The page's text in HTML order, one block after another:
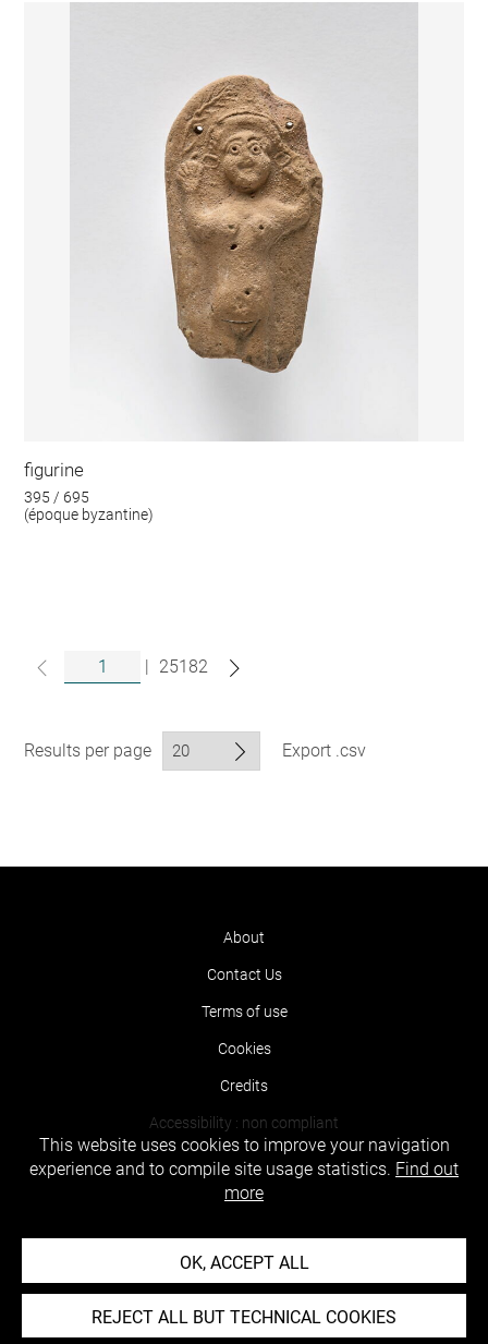
figurine
395 / 695
(époque byzantine)
| 25182
Results per page Export .csv
About
Contact Us
Terms of use
Cookies
Credits
Accessibility : non compliant
This website uses cookies to improve your navigation
experience and to compile site usage statistics. Find out
more
OK, ACCEPT ALL
REJECT ALL BUT TECHNICAL COOKIES